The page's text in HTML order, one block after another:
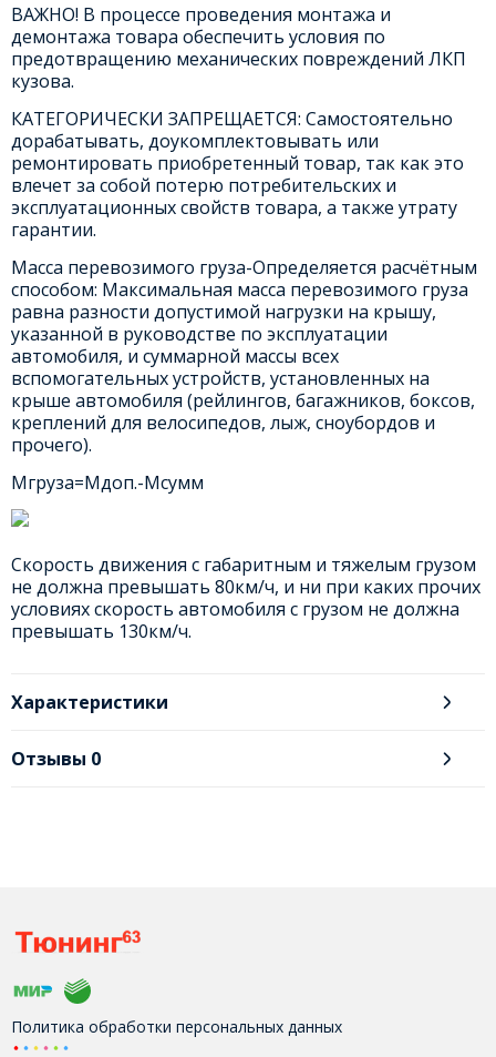
ВАЖНО! В процессе проведения монтажа и
демонтажа товара обеспечить условия по
предотвращению механических повреждений ЛКП
кузова.
КАТЕГОРИЧЕСКИ ЗАПРЕЩАЕТСЯ: Самостоятельно
дорабатывать, доукомплектовывать или
ремонтировать приобретенный товар, так как это
влечет за собой потерю потребительских и
эксплуатационных свойств товара, а также утрату
гарантии.
Масса перевозимого груза-Определяется расчётным
способом: Максимальная масса перевозимого груза
равна разности допустимой нагрузки на крышу,
указанной в руководстве по эксплуатации
автомобиля, и суммарной массы всех
вспомогательных устройств, установленных на
крыше автомобиля (рейлингов, багажников, боксов,
креплений для велосипедов, лыж, сноубордов и
прочего).
Мгруза=Мдоп.-Мсумм
Скорость движения с габаритным и тяжелым грузом
не должна превышать 80км/ч, и ни при каких прочих
условиях скорость автомобиля с грузом не должна
превышать 130км/ч.
Характеристики
Отзывы 0
Политика обработки персональных данных